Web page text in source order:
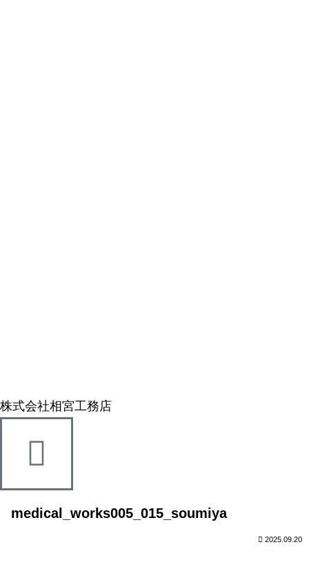
株式会社相宮工務店
medical_works005_015_soumiya
2025.09.20